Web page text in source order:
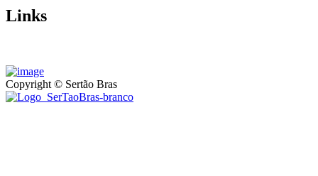
Links
Copyright © Sertão Bras